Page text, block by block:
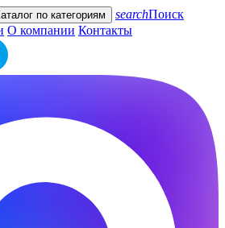
по категориям searchПоиск
О компании Контакты